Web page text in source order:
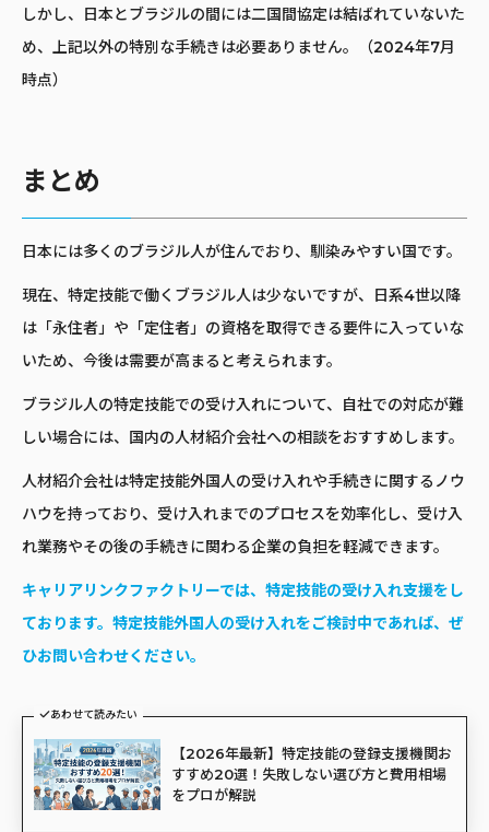
しかし、日本とブラジルの間には二国間協定は結ばれていないた
め、上記以外の特別な手続きは必要ありません。（2024年7月
時点）
まとめ
日本には多くのブラジル人が住んでおり、馴染みやすい国です。
現在、特定技能で働くブラジル人は少ないですが、日系4世以降
は「永住者」や「定住者」の資格を取得できる要件に入っていな
いため、今後は需要が高まると考えられます。
ブラジル人の特定技能での受け入れについて、自社での対応が難
しい場合には、国内の人材紹介会社への相談をおすすめします。
人材紹介会社は特定技能外国人の受け入れや手続きに関するノウ
ハウを持っており、受け入れまでのプロセスを効率化し、受け入
れ業務やその後の手続きに関わる企業の負担を軽減できます。
キャリアリンクファクトリーでは、特定技能の受け入れ支援をし
ております。特定技能外国人の受け入れをご検討中であれば、ぜ
ひお問い合わせください。
あわせて読みたい
【2026年最新】特定技能の登録支援機関お
すすめ20選！失敗しない選び方と費用相場
をプロが解説